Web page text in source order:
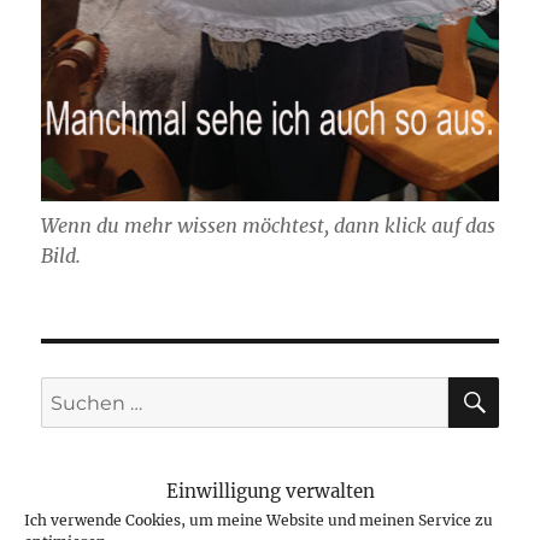
Einwilligung verwalten
Ich verwende Cookies, um meine Website und meinen Service zu
Wenn du mehr wissen möchtest, dann klick auf das
Bild.
Suchen
nach: